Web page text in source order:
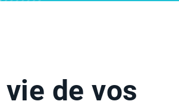
de vos